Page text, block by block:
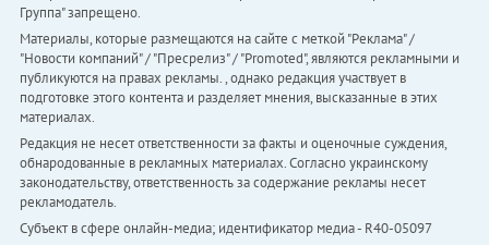
Группа" запрещено.
Материалы, которые размещаются на сайте с меткой "Реклама" /
"Новости компаний" / "Пресрелиз" / "Promoted", являются рекламными и
публикуются на правах рекламы. , однако редакция участвует в
подготовке этого контента и разделяет мнения, высказанные в этих
материалах.
Редакция не несет ответственности за факты и оценочные суждения,
обнародованные в рекламных материалах. Согласно украинскому
законодательству, ответственность за содержание рекламы несет
рекламодатель.
Субъект в сфере онлайн-медиа; идентификатор медиа - R40-05097